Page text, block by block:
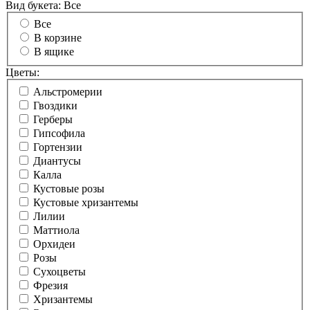
Вид букета: Все
Все
В корзине
В ящике
Цветы:
Альстромерии
Гвоздики
Герберы
Гипсофила
Гортензии
Диантусы
Калла
Кустовые розы
Кустовые хризантемы
Лилии
Маттиола
Орхидеи
Розы
Сухоцветы
Фрезия
Хризантемы